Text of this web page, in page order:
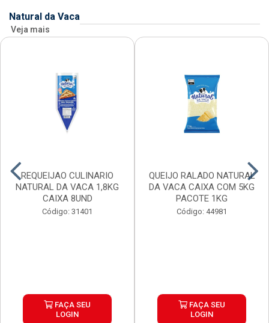
Natural da Vaca
Veja mais
REQUEIJAO CULINARIO
NATURAL DA VACA 1,8KG
CAIXA 8UND
Código: 31401
FAÇA SEU
LOGIN
QUEIJO RALADO NATURAL
DA VACA CAIXA COM 5KG
PACOTE 1KG
Código: 44981
FAÇA SEU
LOGIN